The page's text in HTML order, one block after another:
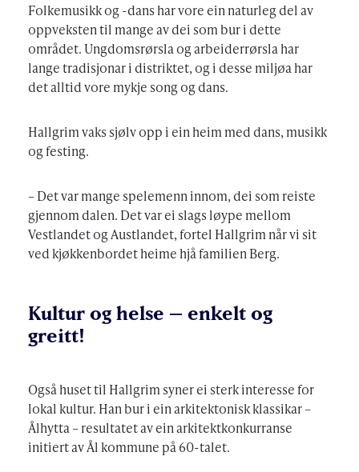
Folkemusikk og -dans har vore ein naturleg del av
oppveksten til mange av dei som bur i dette
området. Ungdomsrørsla og arbeiderrørsla har
lange tradisjonar i distriktet, og i desse miljøa har
det alltid vore mykje song og dans.
Hallgrim vaks sjølv opp i ein heim med dans, musikk
og festing.
– Det var mange spelemenn innom, dei som reiste
gjennom dalen. Det var ei slags løype mellom
Vestlandet og Austlandet, fortel Hallgrim når vi sit
ved kjøkkenbordet heime hjå familien Berg.
Kultur og helse – enkelt og
greitt!
Også huset til Hallgrim syner ei sterk interesse for
lokal kultur. Han bur i ein arkitektonisk klassikar –
Ålhytta – resultatet av ein arkitektkonkurranse
initiert av Ål kommune på 60-talet.